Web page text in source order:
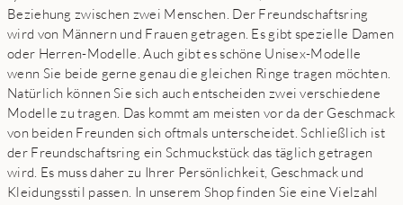
Beziehung zwischen zwei Menschen. Der Freundschaftsring
wird von Männern und Frauen getragen. Es gibt spezielle Damen
oder Herren-Modelle. Auch gibt es schöne Unisex-Modelle
wenn Sie beide gerne genau die gleichen Ringe tragen möchten.
Natürlich können Sie sich auch entscheiden zwei verschiedene
Modelle zu tragen. Das kommt am meisten vor da der Geschmack
von beiden Freunden sich oftmals unterscheidet. Schließlich ist
der Freundschaftsring ein Schmuckstück das täglich getragen
wird. Es muss daher zu Ihrer Persönlichkeit, Geschmack und
Kleidungsstil passen. In unserem Shop finden Sie eine Vielzahl